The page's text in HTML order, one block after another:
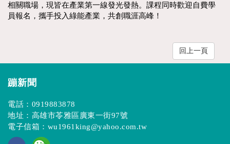
相關職場，現皆在產業第一線發光發熱。課程同時歡迎自費學
員報名，攜手投入綠能產業，共創職涯高峰！
回上一頁
蹦新聞
電話： 0919883878
地址：高雄市苓雅區廣東一街97號
電子信箱： wu1961king@yahoo.com.tw